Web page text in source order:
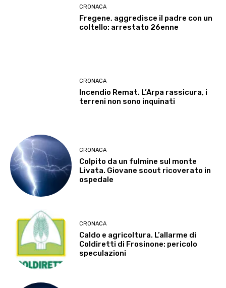
CRONACA
Fregene, aggredisce il padre con un
coltello: arrestato 26enne
CRONACA
Incendio Remat. L’Arpa rassicura, i
terreni non sono inquinati
CRONACA
Colpito da un fulmine sul monte
Livata. Giovane scout ricoverato in
ospedale
CRONACA
Caldo e agricoltura. L’allarme di
Coldiretti di Frosinone: pericolo
speculazioni